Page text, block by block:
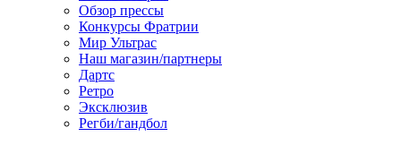
Обзор прессы
Конкурсы Фратрии
Мир Ультрас
Наш магазин/партнеры
Дартс
Ретро
Эксклюзив
Регби/гандбол